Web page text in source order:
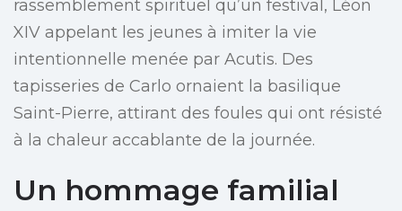
rassemblement spirituel qu’un festival, Léon
XIV appelant les jeunes à imiter la vie
intentionnelle menée par Acutis. Des
tapisseries de Carlo ornaient la basilique
Saint-Pierre, attirant des foules qui ont résisté
à la chaleur accablante de la journée.
Un hommage familial